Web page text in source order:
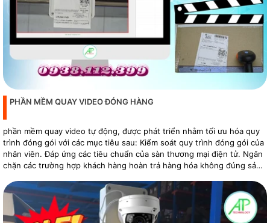
PHẦN MỀM QUAY VIDEO ĐÓNG HÀNG
phần mềm quay video tự động, được phát triển nhằm tối ưu hóa quy
trình đóng gói với các mục tiêu sau: Kiểm soát quy trình đóng gói của
nhân viên. Đáp ứng các tiêu chuẩn của sàn thương mại điện tử. Ngăn
chặn các trường hợp khách hàng hoàn trả hàng hóa không đúng sản